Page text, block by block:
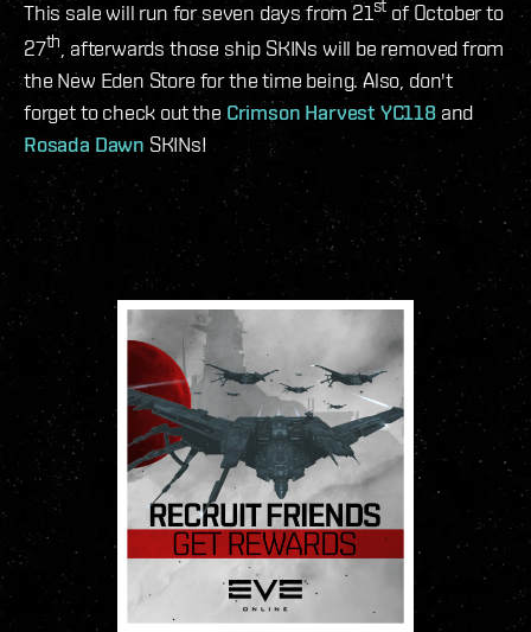
This sale will run for seven days from 21st of October to
27th, afterwards those ship SKINs will be removed from
the New Eden Store for the time being. Also, don't
forget to check out theCrimson Harvest YC118and
Rosada Dawn SKINs!